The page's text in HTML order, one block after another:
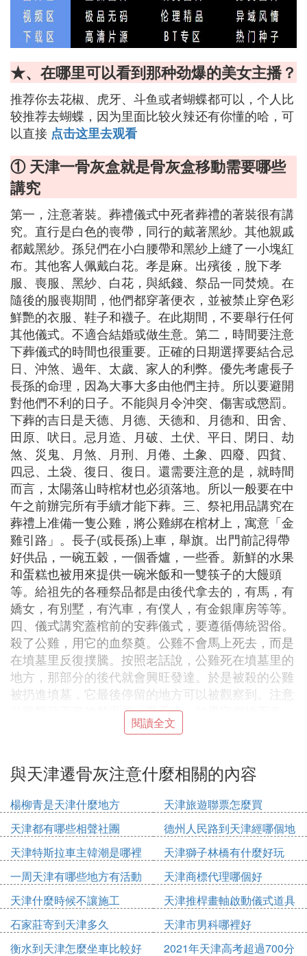
★、在哪里可以看到那种劲爆的美女主播？
推荐你去花椒、虎牙、斗鱼或者蝴蝶都可以，个人比
较推荐去蝴蝶，因为里面比较火辣还有你懂的哈，可
以直接 点击这里去观看
① 天津一骨灰盒就是骨灰盒移動需要哪些
講究
第一，注意著裝。葬禮儀式中死者葬禮的著裝很有講
究。直行是白色的喪帶，同行的戴著黑紗。其他親戚
都戴黑紗。孫兒們在小白腰帶和黑紗上縫了一小塊紅
布。其他客人佩戴白花。孝是麻。出殯後，脫下孝
服、喪服、黑紗、白花，與紙錢、祭品一同焚燒。在
隨後的服喪期間，他們都穿著便衣，並被禁止穿色彩
鮮艷的衣服、鞋子和襪子。在此期間，不要舉行任何
其他儀式。不適合結婚或做生意。第二，時間要注意
下葬儀式的時間也很重要。正確的日期選擇要結合忌
日、沖煞、過年、太歲、家人的利弊。優先考慮長子
長孫的命理，因為大事大多由他們主持。所以要避開
對他們不利的日子。不能與月令沖突、傷害或懲罰。
下葬的吉日是天德、月德、天德和、月德和、田舍、
田原、吠日。忌月造、月破、土伏、平日、閉日、劫
煞、災鬼、月煞、月刑、月倦、土象、四廢、四貧、
四忌、土袋、復日、復日。還需要注意的是，就時間
而言，太陽落山時棺材也必須落地。所以一般要在中
午之前辦完所有手續才能下葬。三、祭祀用品講究在
葬禮上准備一隻公雞，將公雞綁在棺材上，寓意「金
雞引路」。長子(或長孫)上車，舉旗。出門前記得帶
好供品，一碗五穀，一個香爐，一些香。新鮮的水果
和蛋糕也被用來提供一碗米飯和一雙筷子的大饅頭
等。給祖先的各種祭品都是由後代拿去的，有馬，有
嬌女，有別墅，有汽車，有僕人，有金銀庫房等等。
四、儀式講究蓋棺前的安葬儀式，要遵循傳統習俗。
殺了公雞，用它的血祭奠。公雞不會馬上死去，而是
在墳墓里反復撲騰。按照老話說，公雞死在墳墓里的
地方，那部分的後代就會興旺發達。於是被殺的公雞
被扔進墳墓，它最後停留的地方可以被觀察到。注意
公雞飄落下來的雞毛是「鳳毛」。如果它們掉下來，
你可以試著甩掉它們。誰撿得快，誰就快發財。各種
材，注意安葬前要暖墓，用熱風驅走墓中的寒氣，讓
逝者在裡面睡得安全舒適。這個時候，我們可以往墳
墓里扔一些紙錢，用它來溫暖洞穴。要注意多燒點紙
錢，才能發揮作用。暖墓後，需要確定棺材和骨灰盒
的擺放位置。一旦找到位置，它將被填充。填土時，
親戚要把土抓起，扔到棺材上，這叫「添土」。意思
是把親人送到最後一層，撒一兩塊土就行了，剩下的
交給風水先生來完成。把從墳墓里掃出來的土灑在上
面，鋪緊，壓住石頭，這樣埋葬儀式就完成了。
② 天津第二殯儀館骨灰遷移問題解答
閱讀全文
與天津遷骨灰注意什麼相關的內容
楊柳青是天津什麼地方
天津旅遊聯票怎麼買
天津都有哪些相聲社團
德州人民路到天津經哪個地
方
天津特斯拉車主韓潮是哪裡
天津獅子林橋有什麼好玩
一周天津有哪些地方有活動
天津商標代理哪個好
天津什麼時候不讓施工
天津推桿畫軸啟動儀式道具
多少錢
石家莊寄到天津多久
天津市男科哪裡好
衡水到天津怎麼坐車比較好
2021年天津高考超過700分